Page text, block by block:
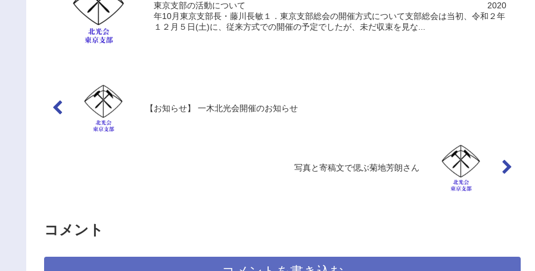
東京支部の活動について 2020
年10月東京支部長・藤川長敏１．東京支部総会の開催方式について支部総会は当初、令和２年
１２月５日(土)に、従来方式での開催の予定でしたが、未だ収束を見な...
【お知らせ】 一木北光会開催のお知らせ
写真と寄稿文で偲ぶ菊地芳朗さん
コメント